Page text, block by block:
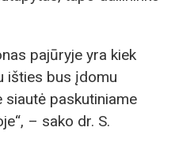
pajūryje yra kiek
išties bus įdomu
siautė paskutiniame
– sako dr. S.